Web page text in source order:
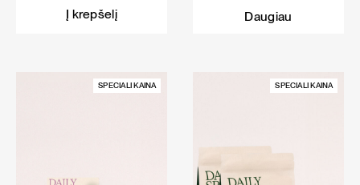
Į krepšelį Daugiau
SPECIALI KAINA SPECIALI KAINA